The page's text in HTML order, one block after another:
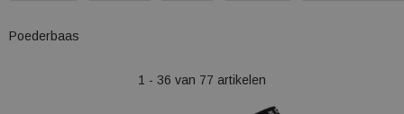
Poederbaas
1 - 36 van 77 artikelen